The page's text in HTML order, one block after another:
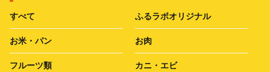
すべて ふるラボオリジナル
お米・パン お肉
フルーツ類 カニ・エビ